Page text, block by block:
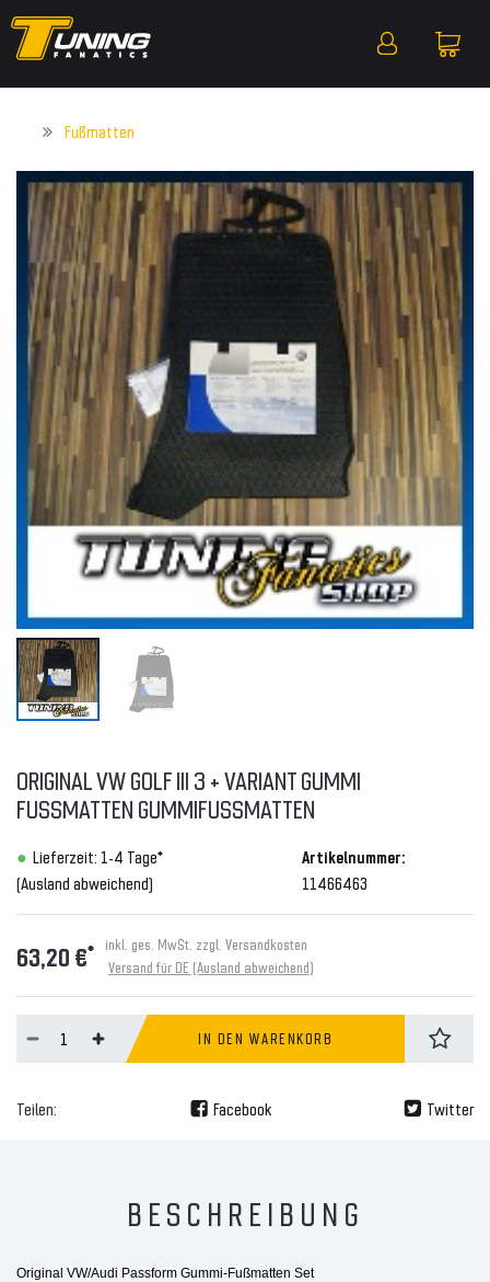
Fußmatten
ORIGINAL VW GOLF III 3 + VARIANT GUMMI
FUSSMATTEN GUMMIFUSSMATTEN
Lieferzeit: 1-4 Tage*
(Ausland abweichend)
Artikelnummer:
11466463
63,20 €* inkl. ges. MwSt. zzgl. Versandkosten
Versand für DE (Ausland abweichend)
IN DEN WARENKORB
Teilen: Facebook Twitter
BESCHREIBUNG
Original VW/Audi Passform Gummi-Fußmatten Set